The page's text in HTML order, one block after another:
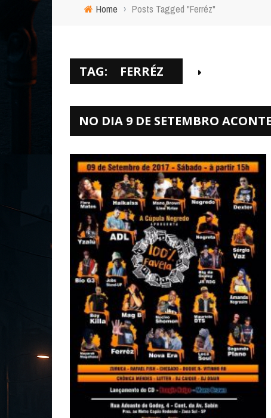
Home › Posts Tagged "Ferréz"
TAG: FERRÉZ
NO DIA 9 DE SETEMBRO